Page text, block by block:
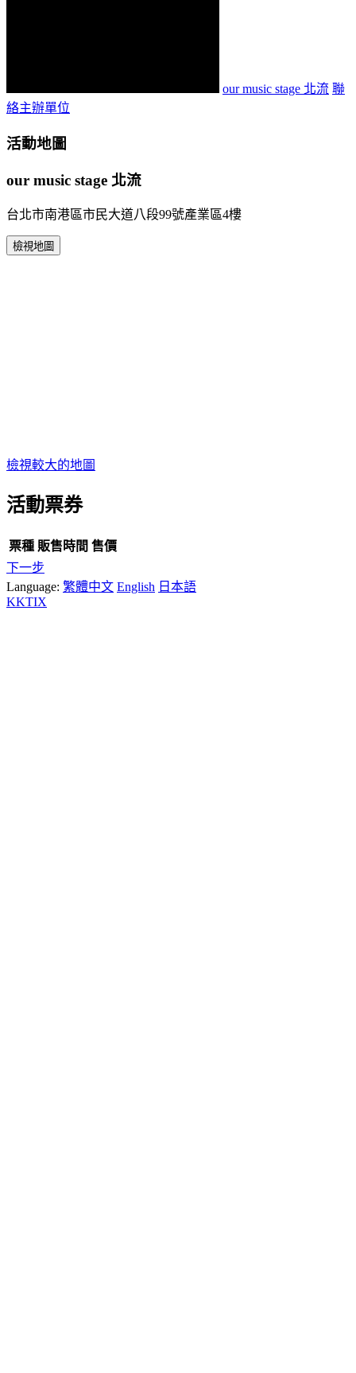
our music stage 北流 聯
絡主辦單位
活動地圖
our music stage 北流
台北市南港區市民大道八段99號產業區4樓
檢視地圖
檢視較大的地圖
活動票券
票種 販售時間 售價
下一步
Language: 繁體中文 English 日本語
KKTIX